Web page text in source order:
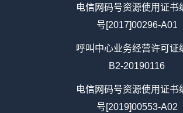
电信网码号资源使用证书
号[2017]00296-A01
呼叫中心业务经营许可证
B2-20190116
电信网码号资源使用证书
号[2019]00553-A02